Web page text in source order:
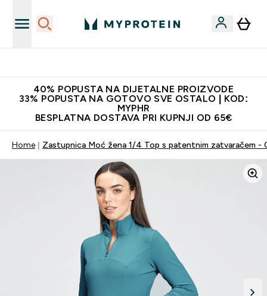
40% POPUSTA NA DIJETALNE PROIZVODE
33% POPUSTA NA GOTOVO SVE OSTALO | KOD:
MYPHR
BESPLATNA DOSTAVA PRI KUPNJI OD 65€
Home Zastupnica Moć žena 1/4 Top s patentnim zatvaračem -